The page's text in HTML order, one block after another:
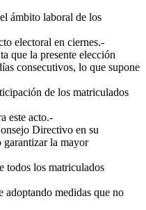
ámbito laboral de los
electoral en ciernes.-
que la presente elección
consecutivos, lo que supone
de los matriculados
este acto.-
Directivo en su
la mayor
todos los matriculados
adoptando medidas que no